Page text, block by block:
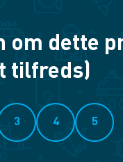
dette
tilfreds)
3 4 5